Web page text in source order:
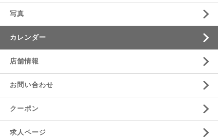
写真
カレンダー
店舗情報
お問い合わせ
クーポン
求人ページ